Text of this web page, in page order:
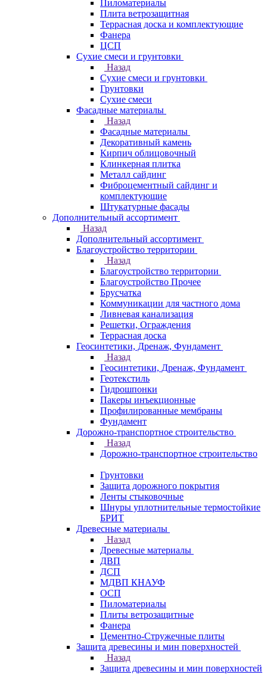
Пиломатериалы
Плита ветрозащитная
Террасная доска и комплектующие
Фанера
ЦСП
Сухие смеси и грунтовки
Назад
Сухие смеси и грунтовки
Грунтовки
Сухие смеси
Фасадные материалы
Назад
Фасадные материалы
Декоративный камень
Кирпич облицовочный
Клинкерная плитка
Металл сайдинг
Фиброцементный сайдинг и
комплектующие
Штукатурные фасады
Дополнительный ассортимент
Назад
Дополнительный ассортимент
Благоустройство территории
Назад
Благоустройство территории
Благоустройство Прочее
Брусчатка
Коммуникации для частного дома
Ливневая канализация
Решетки, Ограждения
Террасная доска
Геосинтетики, Дренаж, Фундамент
Назад
Геосинтетики, Дренаж, Фундамент
Геотекстиль
Гидрошпонки
Пакеры инъекционные
Профилированные мембраны
Фундамент
Дорожно-транспортное строительство
Назад
Дорожно-транспортное строительство
Грунтовки
Защита дорожного покрытия
Ленты стыковочные
Шнуры уплотнительные термостойкие
БРИТ
Древесные материалы
Назад
Древесные материалы
ДВП
ДСП
МДВП КНАУФ
ОСП
Пиломатериалы
Плиты ветрозащитные
Фанера
Цементно-Стружечные плиты
Защита древесины и мин поверхностей
Назад
Защита древесины и мин поверхностей